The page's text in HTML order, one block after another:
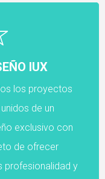
IUX
los proyectos
de un
exclusivo con
de ofrecer
profesionalidad y